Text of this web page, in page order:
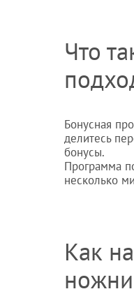
Что
Бонусная
делитесь
бонусы.
Программа
несколько
Как